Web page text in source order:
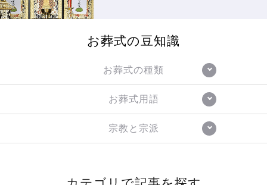
お葬式の豆知識
お葬式の種類
お葬式用語
宗教と宗派